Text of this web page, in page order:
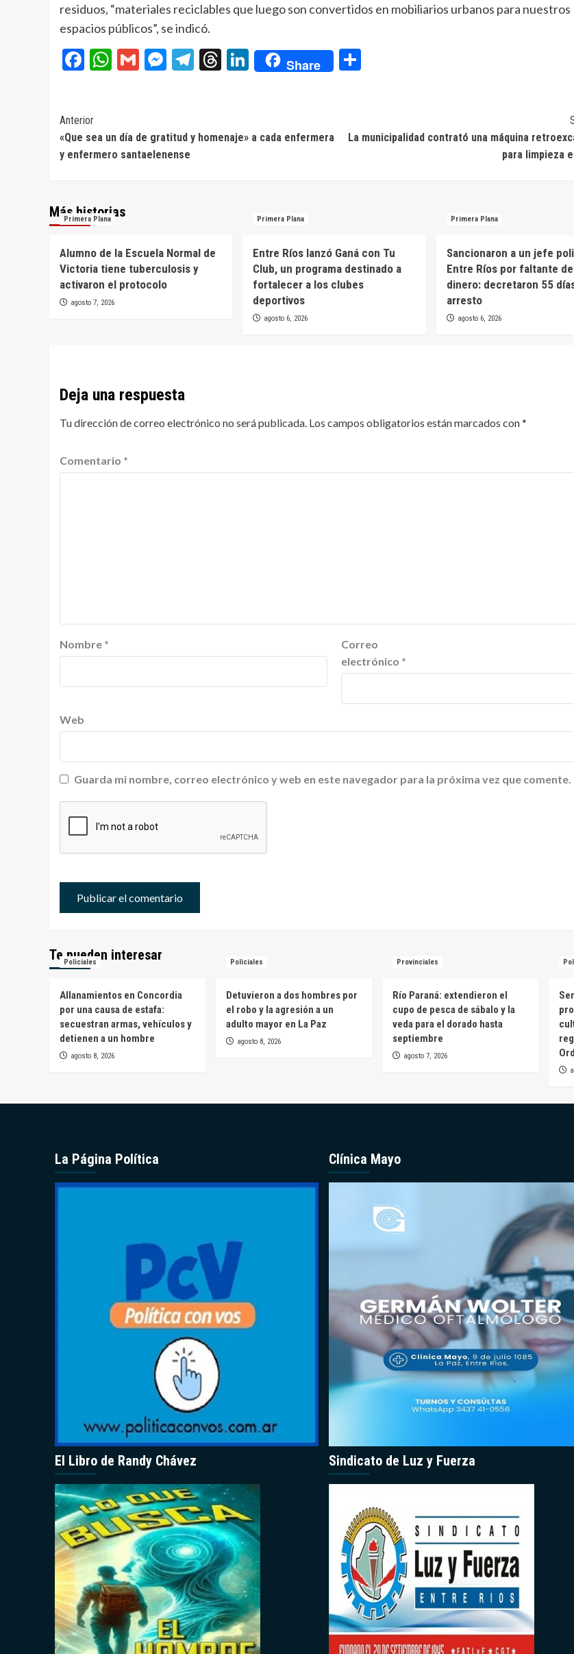
residuos, “materiales reciclables que luego son convertidos en mobiliarios urbanos para nuestros
espacios públicos”, se indicó.
Facebook
WhatsApp
GmailMessenger
Telegram
Threads
LinkedIn
Share
Navegación
de
entradas
Anterior
«Que sea un día de gratitud y homenaje» a cada enfermera
y enfermero santaelenense
La municipalidad contrató una máquina
para limpieza
Más historias
Primera Plana
Alumno de la Escuela Normal de
Victoria tiene tuberculosis y
activaron el protocolo
agosto 7, 2026
Primera Plana
Entre Ríos lanzó Ganá con Tu
Club, un programa destinado a
fortalecer a los clubes
deportivos
agosto 6, 2026
Primera Plana
Sancionaron a un jefe
Entre Ríos por faltante de
dinero: decretaron 55
arresto
agosto 6, 2026
Deja una respuesta
Tu dirección de correo electrónico no será publicada. Los campos obligatorios están marcados con*
Comentario *
Nombre *
Correo
electrónico *
Web
Guarda mi nombre, correo electrónico y web en este navegador para la próxima vez que comente.
Te pueden interesar
Policiales
Allanamientos en Concordia
por una causa de estafa:
secuestran armas, vehículos y
detienen a un hombre
agosto 8, 2026
Policiales
Detuvieron a dos hombres por
el robo y la agresión a un
adulto mayor en La Paz
agosto 8, 2026
Provinciales
Río Paraná: extendieron el
cupo de pesca de sábalo y la
veda para el dorado hasta
septiembre
agosto 7, 2026
La Página Política
El Libro de Randy Chávez
Clínica Mayo
Sindicato de Luz y Fuerza